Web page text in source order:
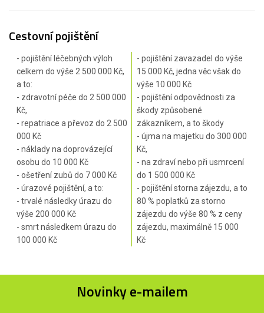
Cestovní pojištění
- pojištění léčebných výloh
celkem do výše 2 500 000 Kč,
a to:
- zdravotní péče do 2 500 000
Kč,
- repatriace a převoz do 2 500
000 Kč
- náklady na doprovázející
osobu do 10 000 Kč
- ošetření zubů do 7 000 Kč
- úrazové pojištění, a to:
- trvalé následky úrazu do
výše 200 000 Kč
- smrt následkem úrazu do
100 000 Kč
- pojištění zavazadel do výše
15 000 Kč, jedna věc však do
výše 10 000 Kč
- pojištění odpovědnosti za
škody způsobené
zákazníkem, a to škody
- újma na majetku do 300 000
Kč,
- na zdraví nebo při usmrcení
do 1 500 000 Kč
- pojištění storna zájezdu, a to
80 % poplatků za storno
zájezdu do výše 80 % z ceny
zájezdu, maximálně 15 000
Kč
Novinky e-mailem